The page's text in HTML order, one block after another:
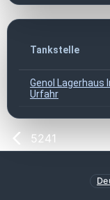
Tankstelle
Genol Lagerhaus
Urfahr
5241